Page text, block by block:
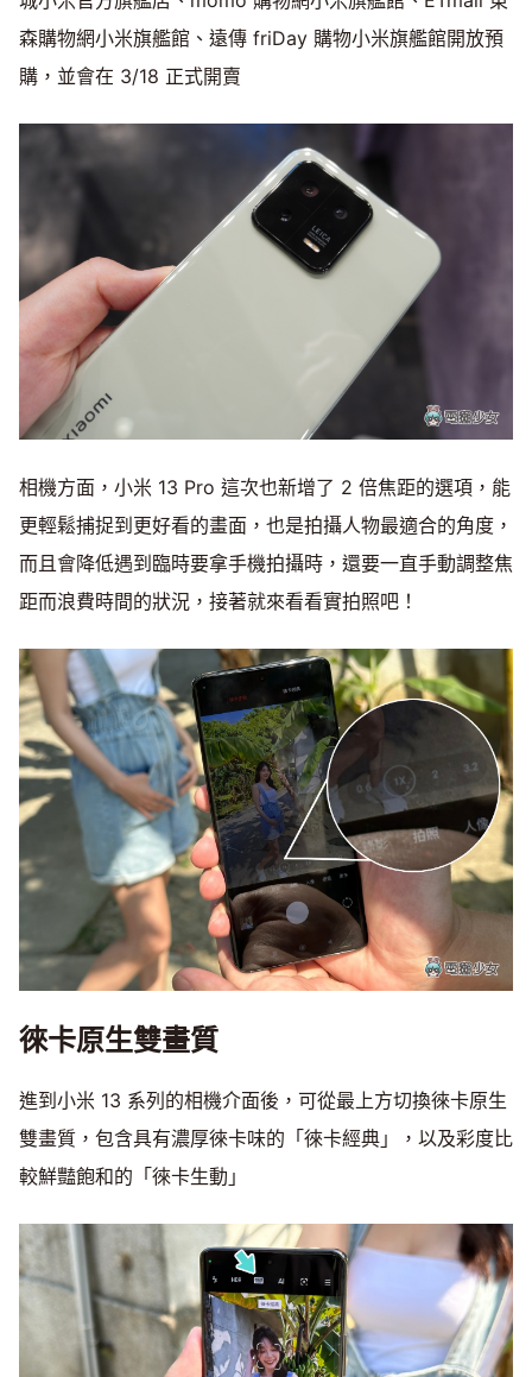
森購物網小米旗艦館、遠傳 friDay 購物小米旗艦館開放預
購，並會在 3/18 正式開賣
相機方面，小米 13 Pro 這次也新增了 2 倍焦距的選項，能
更輕鬆捕捉到更好看的畫面，也是拍攝人物最適合的角度，
而且會降低遇到臨時要拿手機拍攝時，還要一直手動調整焦
距而浪費時間的狀況，接著就來看看實拍照吧！
徠卡原生雙畫質
進到小米 13 系列的相機介面後，可從最上方切換徠卡原生
雙畫質，包含具有濃厚徠卡味的「徠卡經典」，以及彩度比
較鮮豔飽和的「徠卡生動」